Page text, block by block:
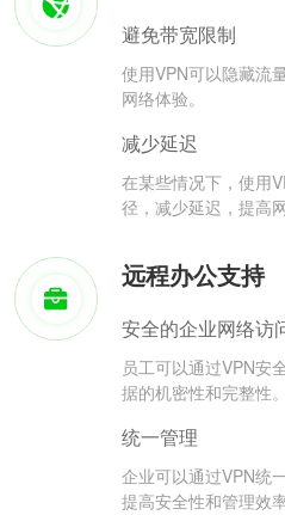
避免带宽限制
使用VPN可以隐藏流
网络体验。
减少延迟
在某些情况下，使用
径，减少延迟，提高网
远程办公支持
安全的企业网络访
员工可以通过VPN安
据的机密性和完整性。
统一管理
企业可以通过VPN统
提高安全性和管理效率